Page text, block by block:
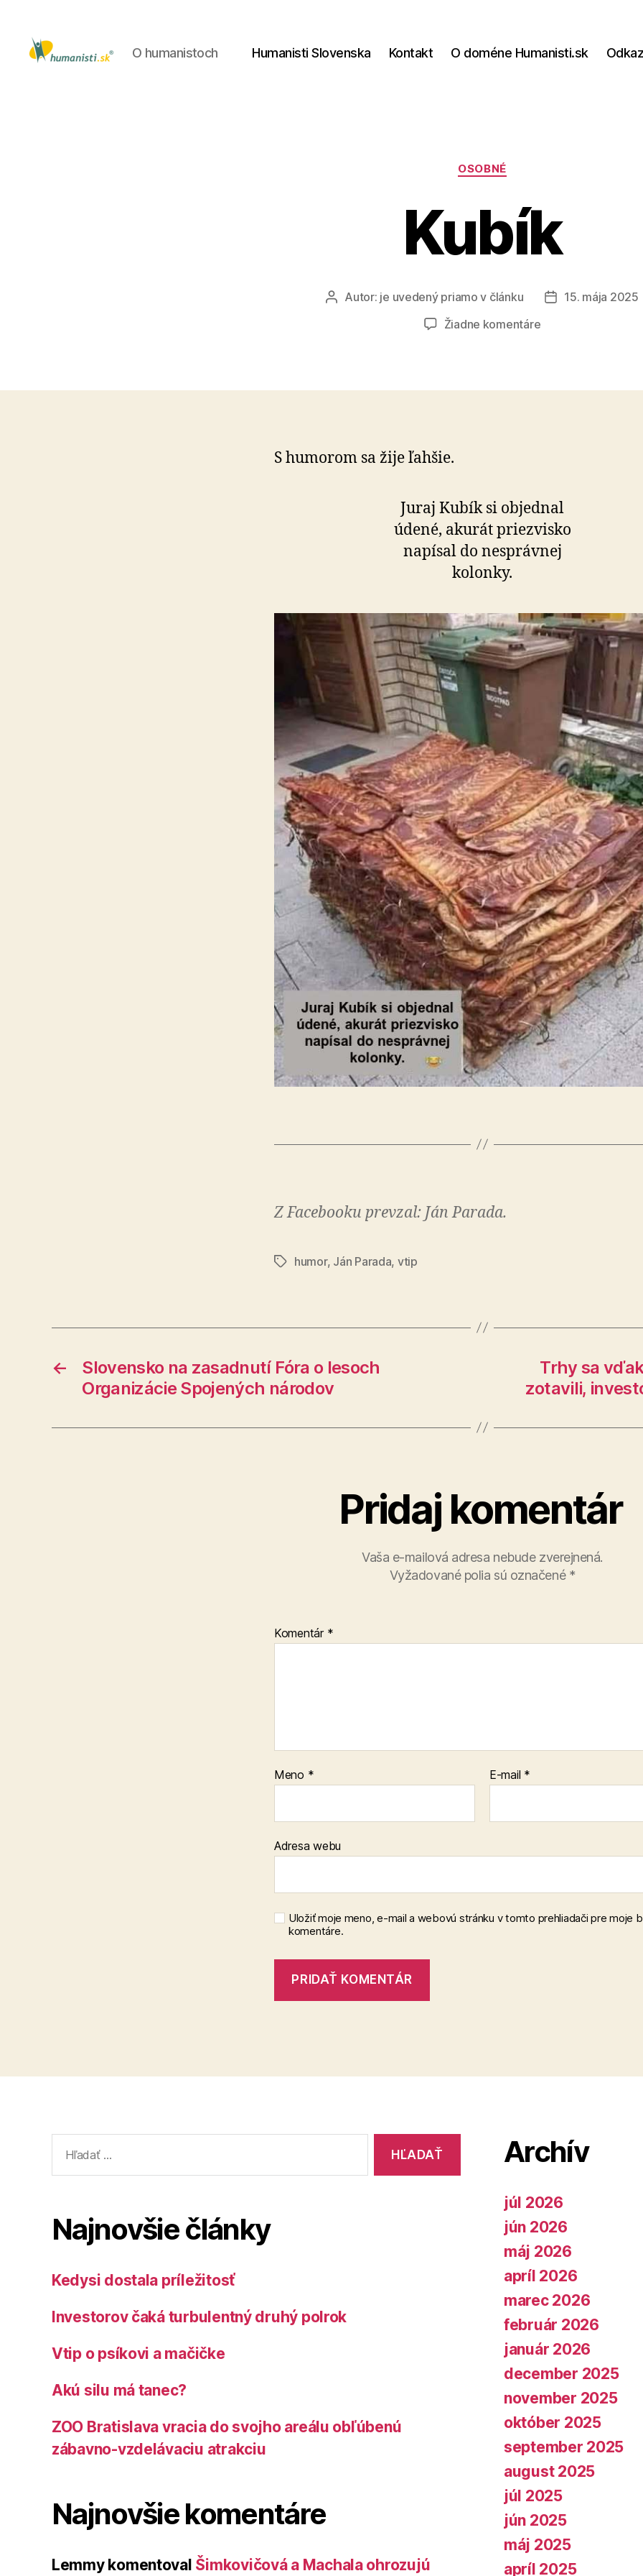
O humanistoch Humanisti Slovenska Kontakt O doméne Humanisti.sk
Kategórie
OSOBNÉ
Kubík
AutorAutor: je uvedený priamo v článku
Dátum
15. mája 2025
Žiadne komentárena
S humorom sa žije ľahšie.
Juraj Kubík si objednal
údené, akurát priezvisko
napísal do nesprávnej
kolonky.
Z Facebooku prevzal: Ján Parada.
Značkyhumor, Ján Parada, vtip
←
Slovensko na zasadnutí Fóra o lesoch
Organizácie Spojených národov
Trhy sa
zotavili,
Pridaj komentár
Vaša e-mailová adresa nebude zverejnená.
Vyžadované polia sú označené *
Komentár *
Meno * E-mail *
Adresa webu
Uložiť moje meno, e-mail a webovú stránku v tomto prehliadači pre moje
komentáre.
Najnovšie články
Kedysi dostala príležitosť
Investorov čaká turbulentný druhý polrok
Vtip o psíkovi a mačičke
Akú silu má tanec?
ZOO Bratislava vracia do svojho areálu obľúbenú
zábavno-vzdelávaciu atrakciu
Najnovšie komentáre
Lemmykomentoval Šimkovičová a Machala ohrozujú
Archív
júl 2026
jún 2026
máj 2026
apríl 2026
marec 2026
február 2026
január 2026
december 2025
november 2025
október 2025
september 2025
august 2025
júl 2025
jún 2025
máj 2025
apríl 2025